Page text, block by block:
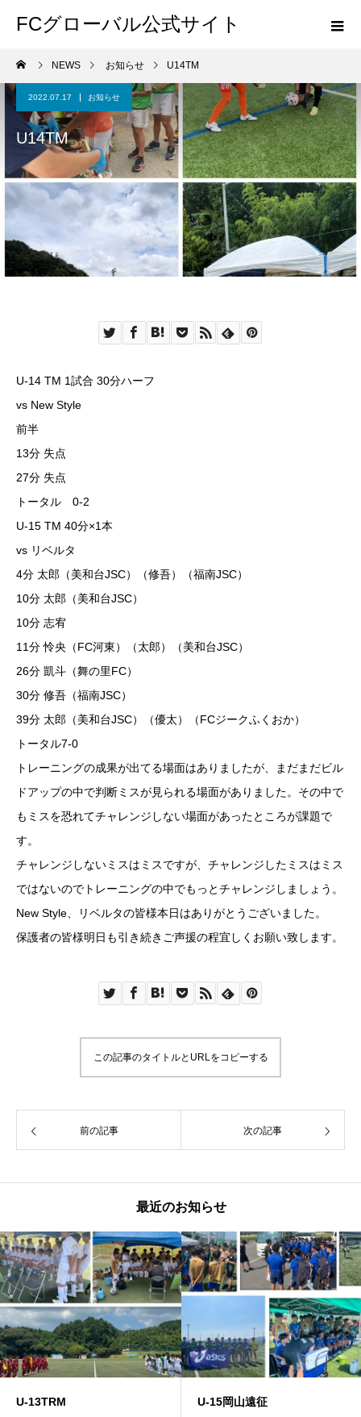
FCグローバル公式サイト
NEWS お知らせ U14TM
2022.07.17 お知らせ
U14TM
U-14 TM 1試合 30分ハーフ
vs New Style
前半
13分 失点
27分 失点
トータル 0-2
U-15 TM 40分×1本
vs リベルタ
4分 太郎（美和台JSC）（修吾）（福南JSC）
10分 太郎（美和台JSC）
10分 志宥
11分 怜央（FC河東）（太郎）（美和台JSC）
26分 凱斗（舞の里FC）
30分 修吾（福南JSC）
39分 太郎（美和台JSC）（優太）（FCジークふくおか）
トータル7-0
トレーニングの成果が出てる場面はありましたが、まだまだビル
ドアップの中で判断ミスが見られる場面がありました。その中で
もミスを恐れてチャレンジしない場面があったところが課題で
す。
チャレンジしないミスはミスですが、チャレンジしたミスはミス
ではないのでトレーニングの中でもっとチャレンジしましょう。
New Style、リベルタの皆様本日はありがとうございました。
保護者の皆様明日も引き続きご声援の程宜しくお願い致します。
この記事のタイトルとURLをコピーする
前の記事 次の記事
最近のお知らせ
U-13TRM U-15岡山遠征